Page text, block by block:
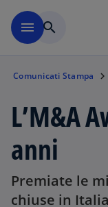
menu search
Comunicati Stampa
L’M&A
anni
Premiate le
chiuse in